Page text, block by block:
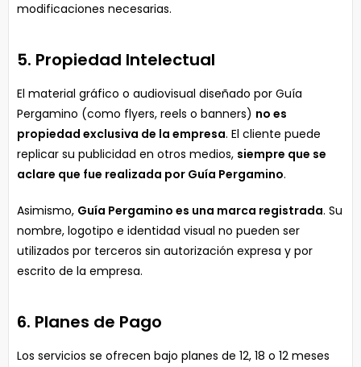
modificaciones necesarias.
5. Propiedad Intelectual
El material gráfico o audiovisual diseñado por Guía
Pergamino (como flyers, reels o banners) no es
propiedad exclusiva de la empresa. El cliente puede
replicar su publicidad en otros medios, siempre que se
aclare que fue realizada por Guía Pergamino.
Asimismo, Guía Pergamino es una marca registrada. Su
nombre, logotipo e identidad visual no pueden ser
utilizados por terceros sin autorización expresa y por
escrito de la empresa.
6. Planes de Pago
Los servicios se ofrecen bajo planes de 12, 18 o 12 meses